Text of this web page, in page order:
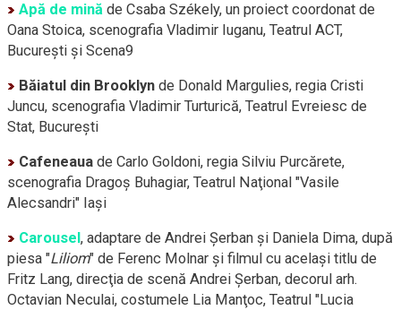
Apă de mină de Csaba Székely, un proiect coordonat de
Oana Stoica, scenografia Vladimir Iuganu, Teatrul ACT,
Bucureşti şi Scena9
Băiatul din Brooklyn de Donald Margulies, regia Cristi
Juncu, scenografia Vladimir Turturică, Teatrul Evreiesc de
Stat, Bucureşti
Cafeneaua de Carlo Goldoni, regia Silviu Purcărete,
scenografia Dragoş Buhagiar, Teatrul Naţional "Vasile
Alecsandri" Iaşi
Carousel , adaptare de Andrei Şerban şi Daniela Dima, după
piesa "Liliom" de Ferenc Molnar şi filmul cu acelaşi titlu de
Fritz Lang, direcţia de scenă Andrei Şerban, decorul arh.
Octavian Neculai, costumele Lia Manţoc, Teatrul "Lucia